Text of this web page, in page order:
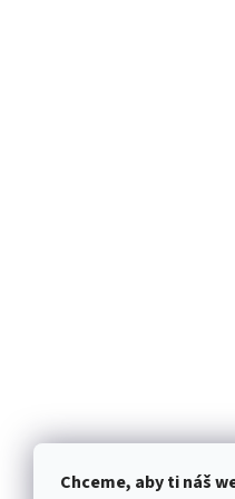
Chceme, aby ti náš